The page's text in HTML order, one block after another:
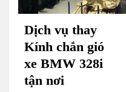
Dịch vụ thay
Kính chắn gió
xe BMW 328i
tận nơi